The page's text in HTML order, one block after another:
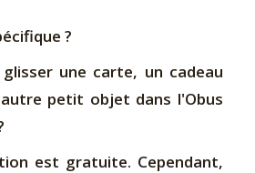
?
une carte, un cadeau
petit objet dans l'Obus
est gratuite. Cependant,